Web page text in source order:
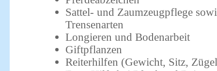
Sattel- und Zaumzeugpflege
Trensenarten
Longieren und Bodenarbeit
Giftpflanzen
Reiterhilfen (Gewicht, Sitz,